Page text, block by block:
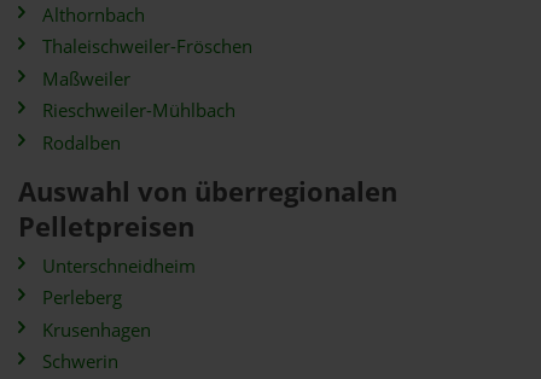
Althornbach
Thaleischweiler-Fröschen
Maßweiler
Rieschweiler-Mühlbach
Rodalben
Auswahl von überregionalen
Pelletpreisen
Unterschneidheim
Perleberg
Krusenhagen
Schwerin